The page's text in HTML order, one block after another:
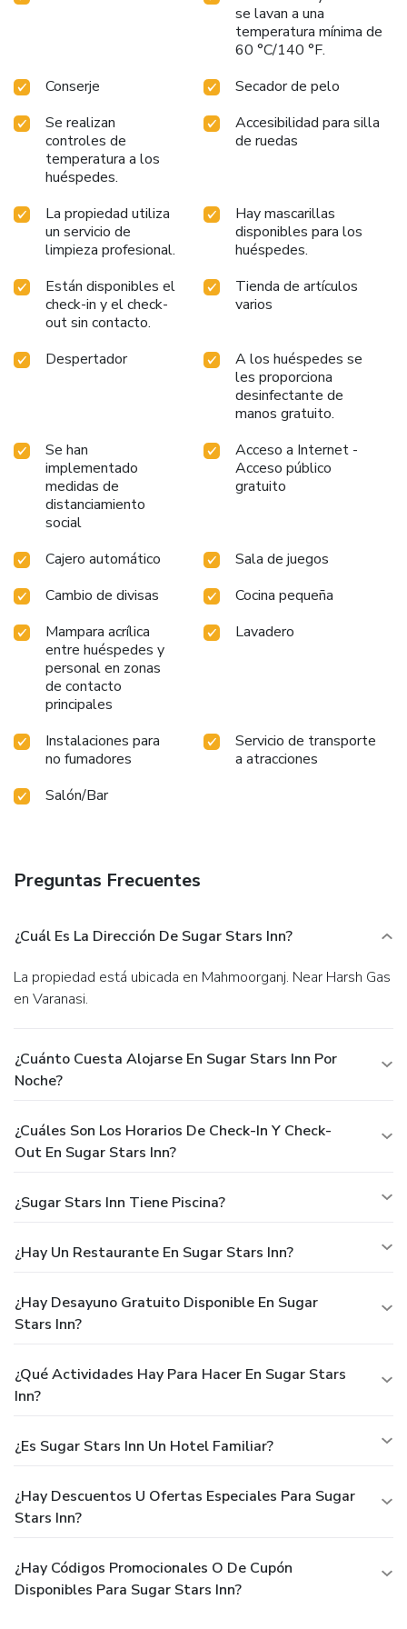
se lavan a una
temperatura mínima de
60 °C/140 °F.
Conserje
Secador de pelo
Se realizan
controles de
temperatura a los
huéspedes.
Accesibilidad para silla
de ruedas
La propiedad utiliza
un servicio de
limpieza profesional.
Hay mascarillas
disponibles para los
huéspedes.
Están disponibles el
check-in y el check-
out sin contacto.
Tienda de artículos
varios
Despertador
A los huéspedes se
les proporciona
desinfectante de
manos gratuito.
Se han
implementado
medidas de
distanciamiento
social
Acceso a Internet -
Acceso público
gratuito
Cajero automático
Sala de juegos
Cambio de divisas
Cocina pequeña
Mampara acrílica
entre huéspedes y
personal en zonas
de contacto
principales
Lavadero
Instalaciones para
no fumadores
Servicio de transporte
a atracciones
Salón/Bar
Preguntas Frecuentes
¿Cuál Es La Dirección De Sugar Stars Inn?
La propiedad está ubicada en Mahmoorganj. Near Harsh Gas
en Varanasi.
¿Cuánto Cuesta Alojarse En Sugar Stars Inn Por
Noche?
¿Cuáles Son Los Horarios De Check-In Y Check-
Out En Sugar Stars Inn?
¿Sugar Stars Inn Tiene Piscina?
¿Hay Un Restaurante En Sugar Stars Inn?
¿Hay Desayuno Gratuito Disponible En Sugar
Stars Inn?
¿Qué Actividades Hay Para Hacer En Sugar Stars
Inn?
¿Es Sugar Stars Inn Un Hotel Familiar?
¿Hay Descuentos U Ofertas Especiales Para Sugar
Stars Inn?
¿Hay Códigos Promocionales O De Cupón
Disponibles Para Sugar Stars Inn?